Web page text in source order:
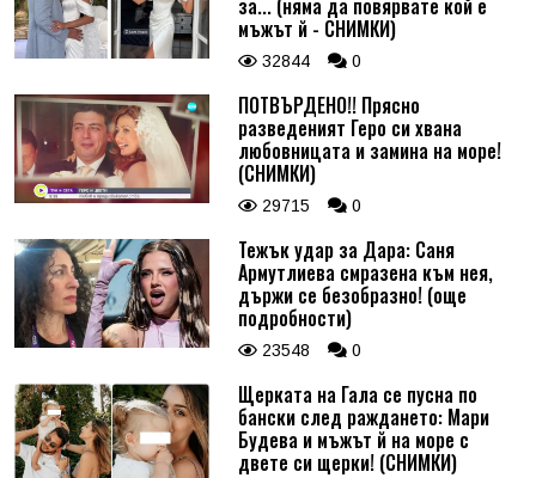
мъжът й - СНИМКИ)
32844 0
ПОТВЪРДЕНО!! Прясно
разведеният Геро си хвана
любовницата и замина на море!
(СНИМКИ)
29715 0
Тежък удар за Дара: Саня
Армутлиева смразена към нея,
държи се безобразно! (още
подробности)
23548 0
Щерката на Гала се пусна по
бански след раждането: Мари
Будева и мъжът й на море с
двете си щерки! (СНИМКИ)